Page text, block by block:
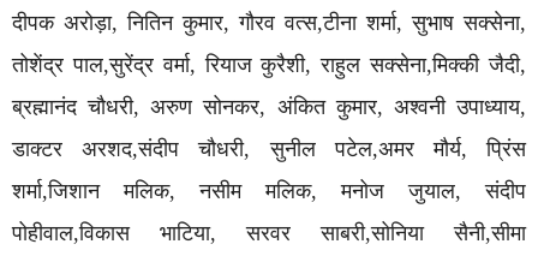
दीपक अरोड़ा, नितिन कुमार, गौरव वत्स,टीना शर्मा, सुभाष सक्सेना,
तोशेंद्र पाल,सुरेंद्र वर्मा, रियाज कुरैशी, राहुल सक्सेना,मिक्की जैदी,
ब्रह्मानंद चौधरी, अरुण सोनकर, अंकित कुमार, अश्वनी उपाध्याय,
डाक्टर अरशद,संदीप चौधरी, सुनील पटेल,अमर मौर्य, प्रिंस
शर्मा,जिशान मलिक, नसीम मलिक, मनोज जुयाल, संदीप
पोहीवाल,विकास भाटिया, सरवर साबरी,सोनिया सैनी,सीमा